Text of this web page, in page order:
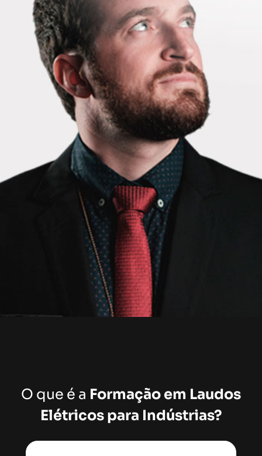
O que é a Formação em Laudos
Elétricos para Indústrias?